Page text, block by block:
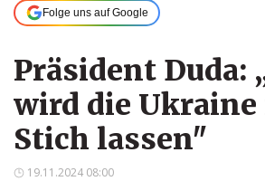
Folge uns auf Google
Präsident Duda:
wird die
Stich lassen"
19.11.2024 08:00